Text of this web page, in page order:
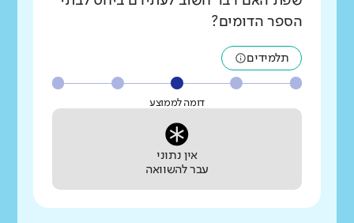
הספר הדומים?
תלמידים
דומה לממוצע
אין נתוני
עבר להשוואה